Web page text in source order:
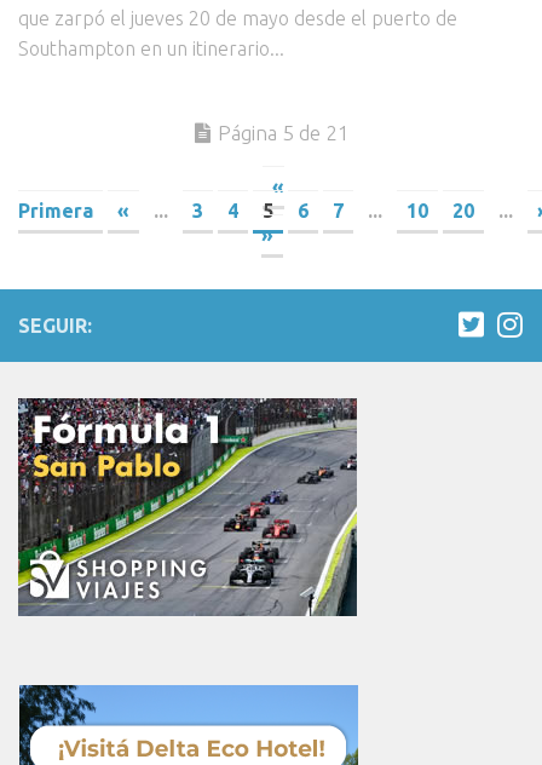
que zarpó el jueves 20 de mayo desde el puerto de
Southampton en un itinerario...
Página 5 de 21
«
Primera
« ... 3 4 5 6 7 ... 10 20 ...
»
SEGUIR: